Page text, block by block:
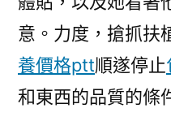
意。力度，搶抓扶
養價格ptt順遂停止
和東西的品質的條